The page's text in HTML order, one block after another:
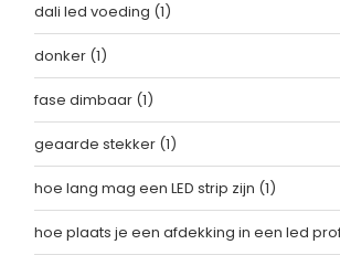
dali led voeding (1)
donker (1)
fase dimbaar (1)
geaarde stekker (1)
hoe lang mag een LED strip zijn (1)
hoe plaats je een afdekking in een led